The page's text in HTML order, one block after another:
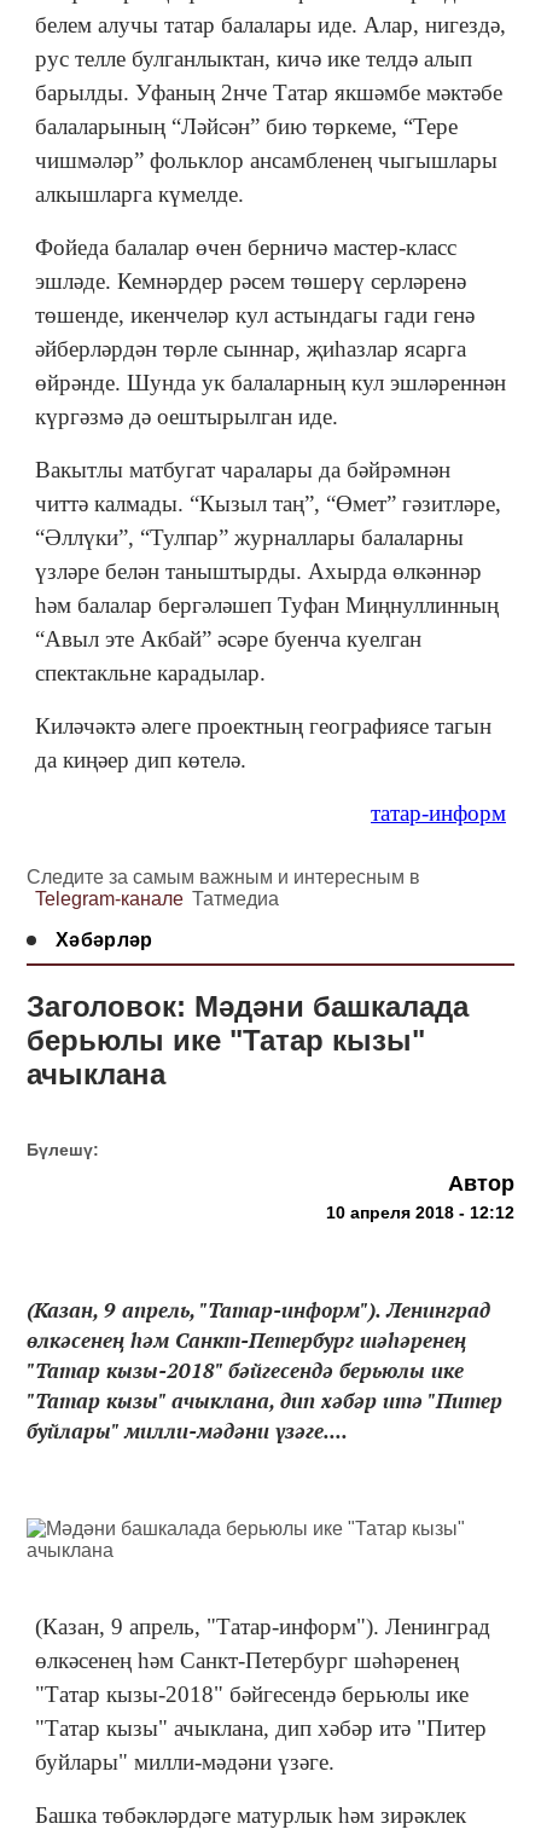
белем алучы татар балалары иде. Алар, нигездә,
рус телле булганлыктан, кичә ике телдә алып
барылды. Уфаның 2нче Татар якшәмбе мәктәбе
балаларының “Ләйсән” бию төркеме, “Тере
чишмәләр” фольклор ансамбленең чыгышлары
алкышларга күмелде.
Фойеда балалар өчен берничә мастер-класс
эшләде. Кемнәрдер рәсем төшерү серләренә
төшенде, икенчеләр кул астындагы гади генә
әйберләрдән төрле сыннар, җиһазлар ясарга
өйрәнде. Шунда ук балаларның кул эшләреннән
күргәзмә дә оештырылган иде.
Вакытлы матбугат чаралары да бәйрәмнән
читтә калмады. “Кызыл таң”, “Өмет” гәзитләре,
“Әллүки”, “Тулпар” журналлары балаларны
үзләре белән таныштырды. Ахырда өлкәннәр
һәм балалар бергәләшеп Туфан Миңнуллинның
“Авыл эте Акбай” әсәре буенча куелган
спектакльне карадылар.
Киләчәктә әлеге проектның географиясе тагын
да киңәер дип көтелә.
татар-информ
Следите за самым важным и интересным в
Telegram-канале Татмедиа
Хәбәрләр
Заголовок: Мәдәни башкалада
берьюлы ике "Татар кызы"
ачыклана
Бүлешү:
Автор
10 апреля 2018 - 12:12
(Казан, 9 апрель, "Татар-информ"). Ленинград
өлкәсенең һәм Санкт-Петербург шәһәренең
"Татар кызы-2018" бәйгесендә берьюлы ике
"Татар кызы" ачыклана, дип хәбәр итә "Питер
буйлары" милли-мәдәни үзәге....
(Казан, 9 апрель, "Татар-информ"). Ленинград
өлкәсенең һәм Санкт-Петербург шәһәренең
"Татар кызы-2018" бәйгесендә берьюлы ике
"Татар кызы" ачыклана, дип хәбәр итә "Питер
буйлары" милли-мәдәни үзәге.
Башка төбәкләрдәге матурлык һәм зирәклек